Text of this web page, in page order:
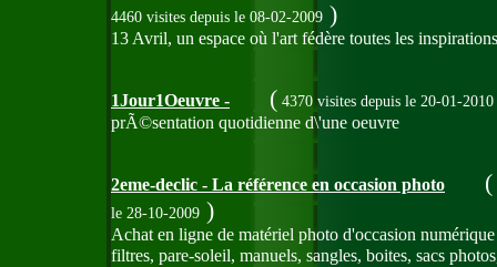
4460 visites depuis le 08-02-2009 )
13 Avril, un espace où l'art fédère toutes les
1Jour1Oeuvre - ( 4370 visites depuis le 20-01-2010
prÃ©sentation quotidienne d\'une oeuvre
2eme-declic - La référence en occasion photo (
le 28-10-2009 )
Achat en ligne de matériel photo d'occasion
filtres, pare-soleil, manuels, sangles, boites, sacs